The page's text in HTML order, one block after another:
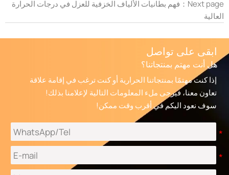
Next page：
فهم بطانيات الألياف الخزفية للعزل في درجات الحرارة
العالية
ابقى على تواصل
هل أنت مهتم بمنتجاتنا؟
إذا كنت مهتمًا بمنتجاتنا الحرارية أو كنت ترغب في إقامة علاقة
تعاون معنا، فيرجى ملء المعلومات التالية لإعلامنا بذلك!
سوف نعود اليكم في أقرب وقت ممكن!